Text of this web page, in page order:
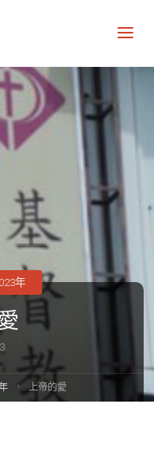
年
上帝的愛